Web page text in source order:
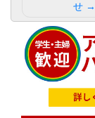
ビ
ゲ
ー
せ